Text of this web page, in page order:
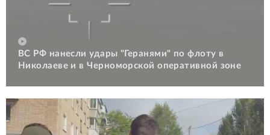
ВС РФ нанесли удары "Геранями" по флоту в
Николаеве и в Черноморской оперативной зоне